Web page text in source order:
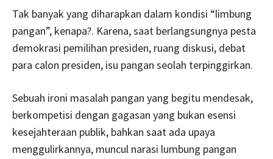
Tak banyak yang diharapkan dalam kondisi “limbung
pangan”, kenapa?. Karena, saat berlangsungnya pesta
demokrasi pemilihan presiden, ruang diskusi, debat
para calon presiden, isu pangan seolah terpinggirkan.
Sebuah ironi masalah pangan yang begitu mendesak,
berkompetisi dengan gagasan yang bukan esensi
kesejahteraan publik, bahkan saat ada upaya
menggulirkannya, muncul narasi lumbung pangan